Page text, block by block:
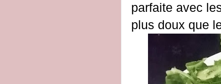
parfaite avec
plus doux que